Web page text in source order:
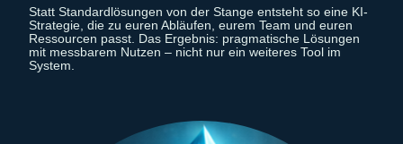
Statt Standardlösungen von der Stange entsteht so eine KI-
Strategie, die zu euren Abläufen, eurem Team und euren
Ressourcen passt. Das Ergebnis: pragmatische Lösungen
mit messbarem Nutzen – nicht nur ein weiteres Tool im
System.